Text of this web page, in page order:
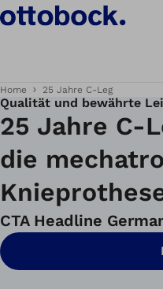
Home 25 Jahre C-Leg
Qualität und bewährte
25 Jahre C-
die
CTA Headline